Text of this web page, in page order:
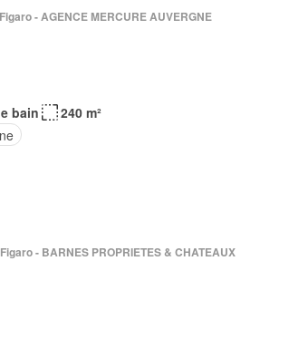
- AGENCE MERCURE AUVERGNE
bain
240 m²
- BARNES PROPRIETES & CHATEAUX